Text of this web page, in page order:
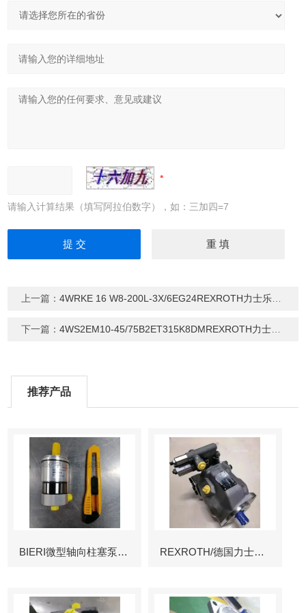
请输入计算结果（填写阿拉伯数字），如：三加四=7
上一篇：4WRKE 16 W8-200L-3X/6EG24REXROTH力士乐先导式比例方向阀
下一篇：4WS2EM10-45/75B2ET315K8DMREXROTH力士乐比例伺服阀
推荐产品
BIERI微型轴向柱塞泵AKP REXROTH/德国力士乐叶片泵